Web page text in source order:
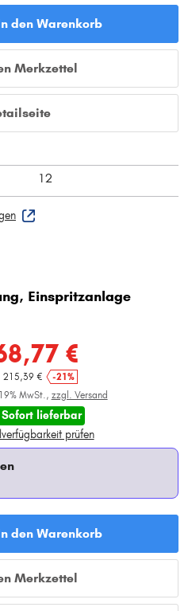
den Warenkorb
Merkzettel
12
Einspritzanlage
€
215,39 €
-21%
MwSt., zzgl. Versand
Sofort lieferbar
prüfen
den Warenkorb
Merkzettel